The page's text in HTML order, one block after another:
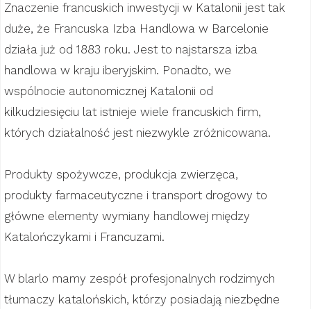
Znaczenie francuskich inwestycji w Katalonii jest tak
duże, że Francuska Izba Handlowa w Barcelonie
działa już od 1883 roku. Jest to najstarsza izba
handlowa w kraju iberyjskim. Ponadto, we
wspólnocie autonomicznej Katalonii od
kilkudziesięciu lat istnieje wiele francuskich firm,
których działalność jest niezwykle zróżnicowana.
Produkty spożywcze, produkcja zwierzęca,
produkty farmaceutyczne i transport drogowy to
główne elementy wymiany handlowej między
Katalończykami i Francuzami.
W blarlo mamy zespół profesjonalnych rodzimych
tłumaczy katalońskich, którzy posiadają niezbędne